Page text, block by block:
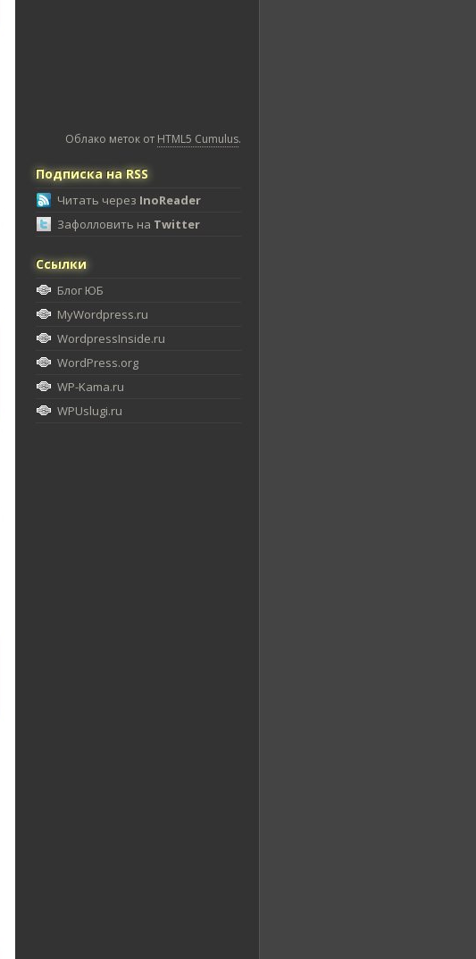
Облако меток от HTML5 Cumulus.
Подписка на RSS
Читать через InoReader
Зафолловить на Twitter
Ссылки
Блог ЮБ
MyWordpress.ru
WordpressInside.ru
WordPress.org
WP-Kama.ru
WPUslugi.ru